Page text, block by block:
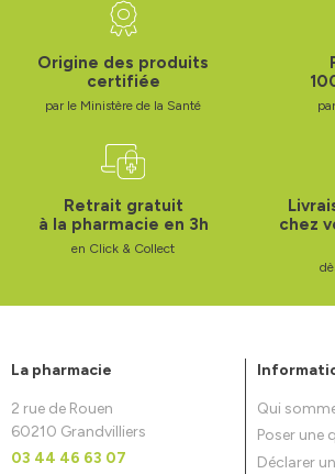
Origine des produits
certifiée
par le Ministère de la Santé
Retrait gratuit
à la pharmacie en 3h
en Click & Collect
chez
La pharmacie
2 rue de Rouen
60210 Grandvilliers
03 44 46 63 07
Qui
Poser une
Déclarer